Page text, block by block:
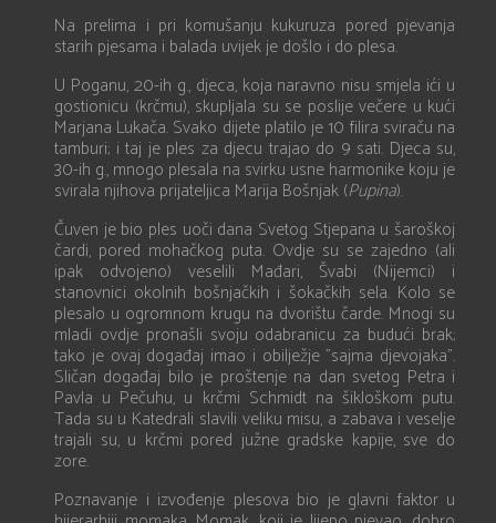
Na prelima i pri komušanju kukuruza pored pjevanja
starih pjesama i balada uvijek je došlo i do plesa.
U Poganu, 20-ih g., djeca, koja naravno nisu smjela ići u
gostionicu (krčmu), skupljala su se poslije večere u kući
Marjana Lukača. Svako dijete platilo je 10 filira sviraču na
tamburi; i taj je ples za djecu trajao do 9 sati. Djeca su,
30-ih g., mnogo plesala na svirku usne harmonike koju je
svirala njihova prijateljica Marija Bošnjak (Pupina).
Čuven je bio ples uoči dana Svetog Stjepana u šaroškoj
čardi, pored mohačkog puta. Ovdje su se zajedno (ali
ipak odvojeno) veselili Mađari, Švabi (Nijemci) i
stanovnici okolnih bošnjačkih i šokačkih sela. Kolo se
plesalo u ogromnom krugu na dvorištu čarde. Mnogi su
mladi ovdje pronašli svoju odabranicu za budući brak;
tako je ovaj događaj imao i obilježje ”sajma djevojaka”.
Sličan događaj bilo je proštenje na dan svetog Petra i
Pavla u Pečuhu, u krčmi Schmidt na šikloškom putu.
Tada su u Katedrali slavili veliku misu, a zabava i veselje
trajali su, u krčmi pored južne gradske kapije, sve do
zore.
Poznavanje i izvođenje plesova bio je glavni faktor u